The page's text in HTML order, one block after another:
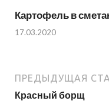
Картофель в
17.03.2020
ПРЕДЫДУЩАЯ
Красный борщ